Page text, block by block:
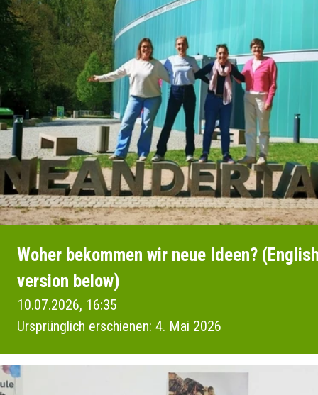
Woher bekommen wir neue Ideen?
version below)
10.07.2026, 16:35
Ursprünglich erschienen: 4. Mai 2026